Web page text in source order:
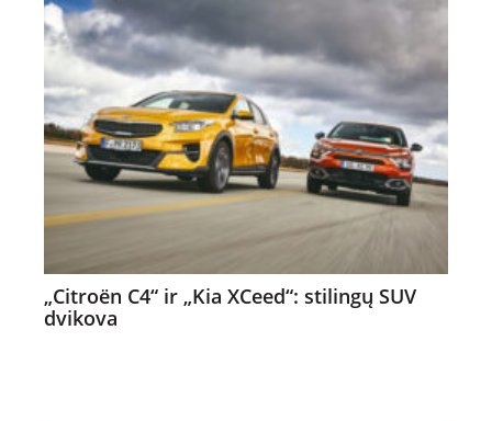
„Citroën C4“ ir „Kia XCeed“: stilingų SUV
dvikova